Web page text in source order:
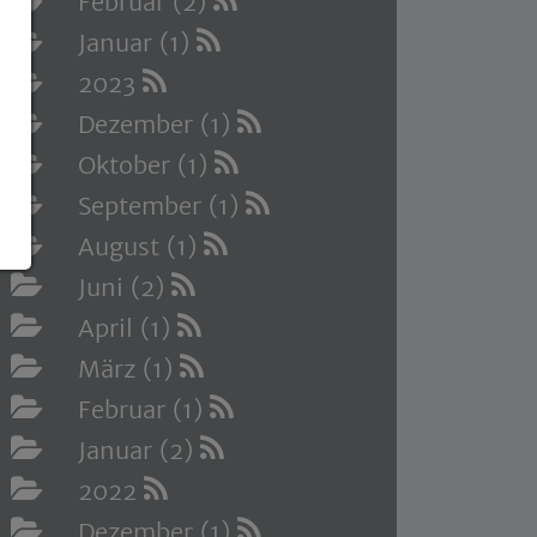
Januar (1)
2023
Dezember (1)
Oktober (1)
September (1)
August (1)
Juni (2)
April (1)
März (1)
Februar (1)
Januar (2)
2022